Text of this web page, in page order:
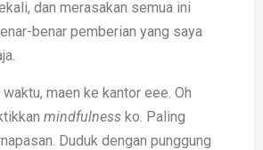
dan merasakan semua ini
benar pemberian yang saya
waktu, maen ke kantor eee. Oh
mindfulness ko. Paling
Duduk dengan punggung